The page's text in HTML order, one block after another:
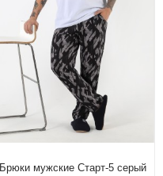
Брюки мужские Старт-5 серый